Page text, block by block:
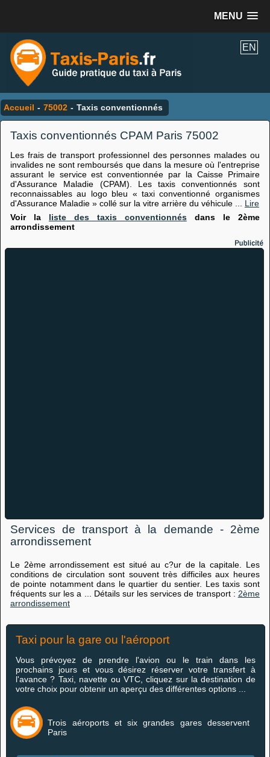
MENU
EN
Accueil - 75002 - Taxis conventionnés
Taxis conventionnés CPAM Paris 75002
Les frais de transport professionnel des personnes malades ou
invalides ne sont remboursés que dans la mesure où l'entreprise
assurant le service est conventionnée par la Caisse Primaire
d'Assurance Maladie (CPAM). Les taxis conventionnés sont
reconnaissables au logo bleu « taxi conventionné organismes
d'Assurance Maladie » collé sur la vitre arrière du véhicule ... Lire
Voir la liste des taxis conventionnésdans le 2ème
arrondissement
Services de transport à la demande - 2ème
arrondissement
Le 2ème arrondissement est situé au c?ur de la capitale. Les
conditions de circulation sont souvent très difficiles aux heures
de pointe notamment dans le quartier du sentier. Les taxis sont
fréquents sur les a ... Détails sur les services de transport : 2ème
arrondissement
Taxi pour la gare ou l'aéroport
Vous prévoyez de prendre l'avion ou le train dans les
prochains jours et vous désirez réserver votre transfert à
l'avance ? Taxi, navette ou VTC, cliquez sur la destination de
votre choix pour obtenir un aperçu des différentes options ...
Trois aéroports et six grandes gares desservent
Paris